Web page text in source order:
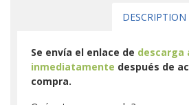
DESCRIPTION
Se envía el enlace de descarga
inmediatamente después de
compra.